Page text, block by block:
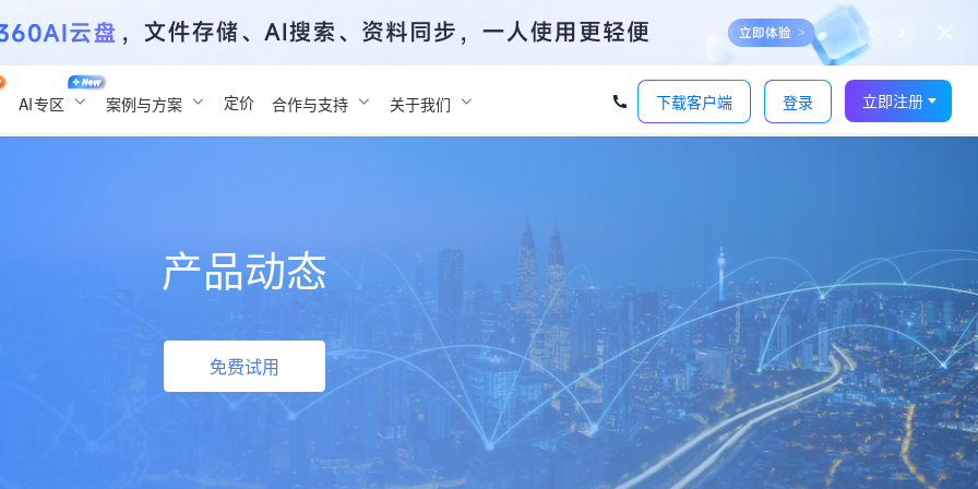
‹
AI专区 案例与方案 定价 合作与支持 关于我们 下载客户端 登录 立即注册
产品动态
免费试用